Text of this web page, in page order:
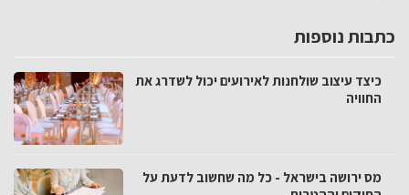
כתבות נוספות
כיצד עיצוב שולחנות לאירועים יכול לשדרג את
החוויה
מס ירושה בישראל - כל מה שחשוב לדעת על